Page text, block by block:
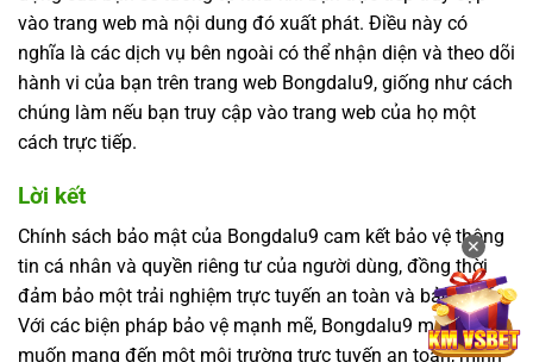
vào trang web mà nội dung đó xuất phát. Điều này có
nghĩa là các dịch vụ bên ngoài có thể nhận diện và theo dõi
hành vi của bạn trên trang web Bongdalu9, giống như cách
chúng làm nếu bạn truy cập vào trang web của họ một
cách trực tiếp.
Lời kết
Chính sách bảo mật của Bongdalu9 cam kết bảo vệ thông
tin cá nhân và quyền riêng tư của người dùng, đồng thời
đảm bảo một trải nghiệm trực tuyến an toàn và bảo mật.
Với các biện pháp bảo vệ mạnh mẽ, Bongdalu9 mong
muốn mang đến một môi trường trực tuyến an toàn, minh
✕